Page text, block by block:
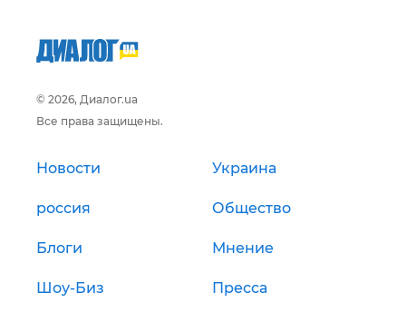
© 2026, Диалог.ua
Все права защищены.
Новости Украина
россия Общество
Блоги Мнение
Шоу-Биз Пресса